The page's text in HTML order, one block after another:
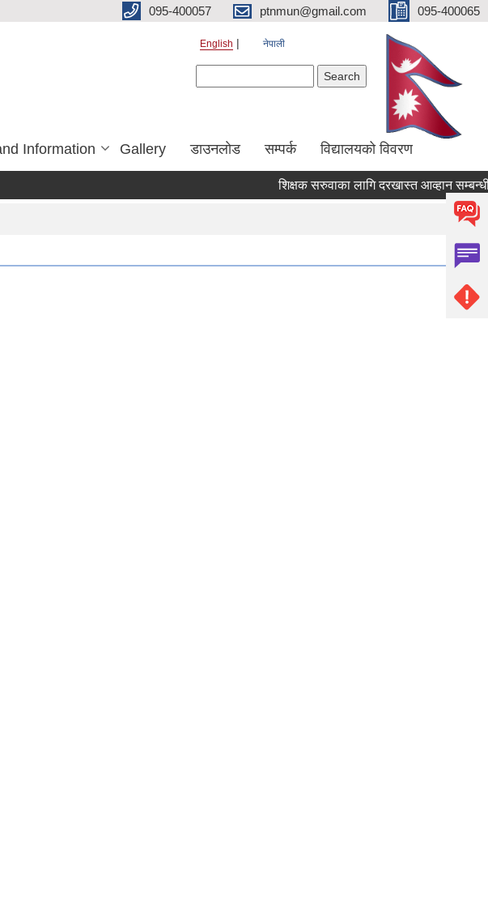
095-400057 ptnmun@gmail.com 095-400065
English नेपाली
Information Gallery डाउनलाेड सम्पर्क विद्यालयको विवरण
शिक्षक सरुवाका लागि दरखास्त आव्हान सम्बन्धी